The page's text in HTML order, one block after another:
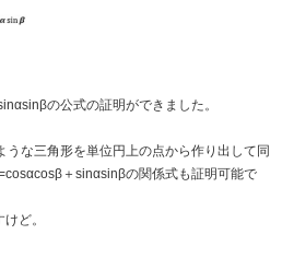
の公式の証明ができました。
うな三角形を単位円上の点から作り出して同
＋sinαsinβの関係式も証明可能で
ど。